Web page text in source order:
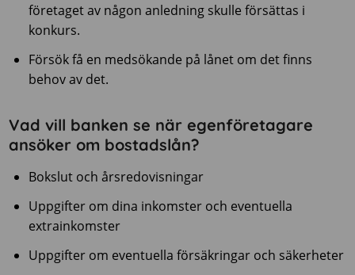
företaget av någon anledning skulle försättas i
konkurs.
Försök få en medsökande på lånet om det finns
behov av det.
Vad vill banken se när egenföretagare
ansöker om bostadslån?
Bokslut och årsredovisningar
Uppgifter om dina inkomster och eventuella
extrainkomster
Uppgifter om eventuella försäkringar och säkerheter